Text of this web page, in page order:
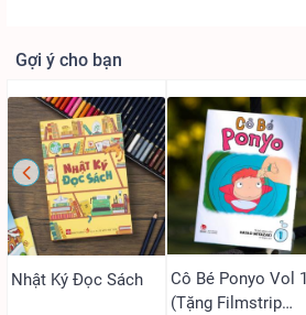
Gợi ý cho bạn
Nhật Ký Đọc Sách
Cô Bé Ponyo Vol 1
(Tặng Filmstrip